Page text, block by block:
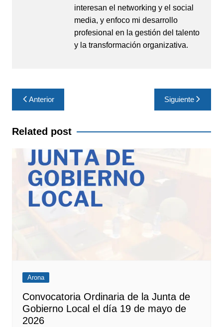
interesan el networking y el social
media, y enfoco mi desarrollo
profesional en la gestión del talento
y la transformación organizativa.
Navegación
de
entradas
Anterior Siguiente
Related post
Arona
Convocatoria Ordinaria de la Junta de
Gobierno Local el día 19 de mayo de
2026